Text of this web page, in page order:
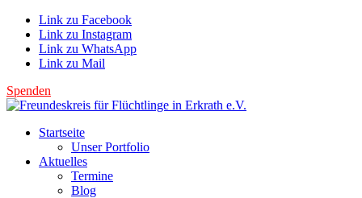
Link zu Facebook
Link zu Instagram
Link zu WhatsApp
Link zu Mail
Spenden
Startseite
Unser Portfolio
Aktuelles
Termine
Blog